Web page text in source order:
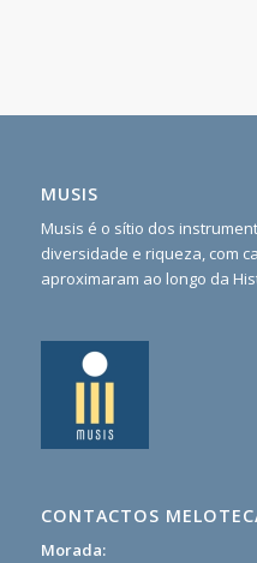
MUSIS
Musis é o sítio dos
diversidade e riqueza, com
aproximaram ao longo da
CONTACTOS
Morada: